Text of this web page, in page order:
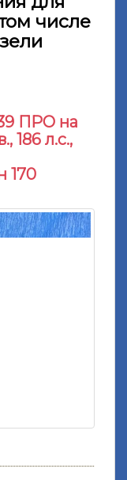
числе
ПРО на
186 л.с.,
170